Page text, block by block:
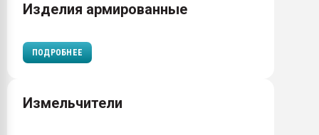
Изделия армированные
ПОДРОБНЕЕ
Измельчители